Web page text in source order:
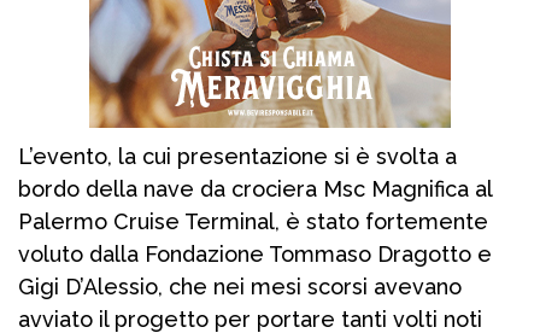
L’evento, la cui presentazione si è svolta a
bordo della nave da crociera Msc Magnifica al
Palermo Cruise Terminal, è stato fortemente
voluto dalla Fondazione Tommaso Dragotto e
Gigi D’Alessio, che nei mesi scorsi avevano
avviato il progetto per portare tanti volti noti